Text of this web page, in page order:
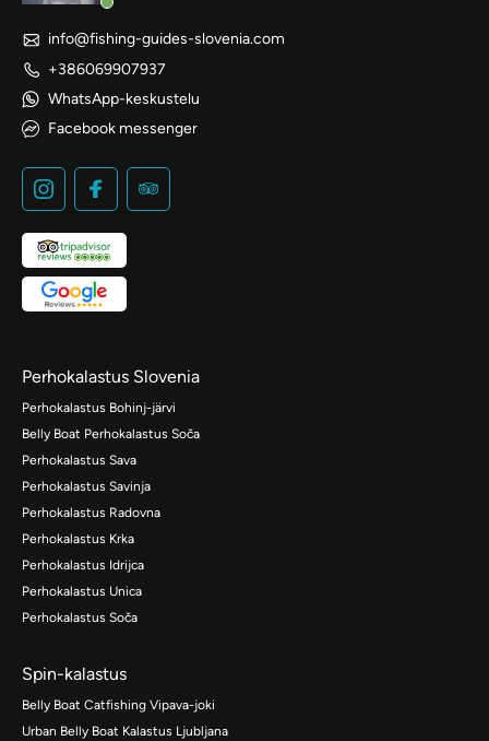
info@fishing-guides-slovenia.com
+386069907937
WhatsApp-keskustelu
Facebook messenger
Perhokalastus Slovenia
Perhokalastus Bohinj-järvi
Belly Boat Perhokalastus Soča
Perhokalastus Sava
Perhokalastus Savinja
Perhokalastus Radovna
Perhokalastus Krka
Perhokalastus Idrijca
Perhokalastus Unica
Perhokalastus Soča
Spin-kalastus
Belly Boat Catfishing Vipava-joki
Urban Belly Boat Kalastus Ljubljana